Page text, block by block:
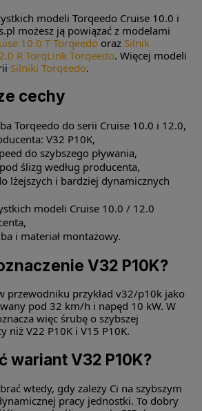
modeli Torqeedo Cruise 10.0 i
możesz ją powiązać z modelami
10.0 T Torqeedo oraz Silnik
R TorqLink Torqeedo. Więcej modeli
Silniki Torqeedo.
cechy
Torqeedo do serii Cruise 10.0 i 12.0,
V32 P10K,
do szybszego pływania,
ślizg według producenta,
lżejszych i bardziej dynamicznych
modeli Cruise 10.0 / 12.0
i materiał montażowy.
V32 P10K?
przewodniku przykład v32/p10k jako
pod 32 km/h i napęd 10 kW. W
więc śrubę o szybszej
niż V22 P10K i V15 P10K.
wariant V32 P10K?
wtedy, gdy zależy Ci na szybszym
pracy jednostki. To dobry